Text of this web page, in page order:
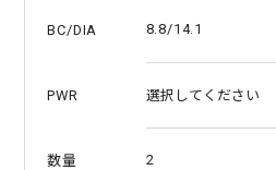
n
BC/DIA 8.8/14.1
PWR
数量 2